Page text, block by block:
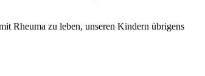
Rheuma zu leben, unseren Kindern übrigens